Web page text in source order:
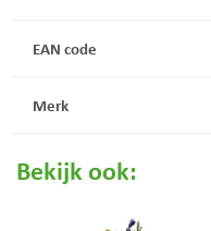
EAN code
Merk
Bekijk ook: